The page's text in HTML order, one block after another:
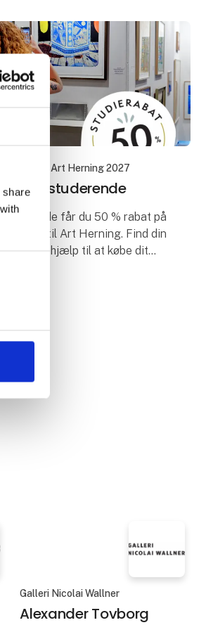
share
| Art Herning 2027
alle studerende
får du 50 % rabat på
til Art Herning. Find din
stil og få hjælp til at købe dit
kunstunivers for blot 40 kr.
Galleri Nicolai Wallner
Alexander Tovborg